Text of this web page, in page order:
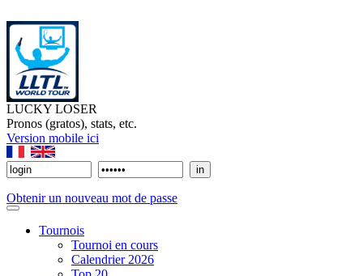
LUCKY LOSER
Pronos (gratos), stats, etc.
Version mobile ici
Obtenir un nouveau mot de passe
Tournois
Tournoi en cours
Calendrier 2026